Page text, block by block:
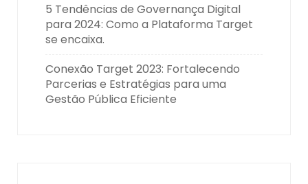
5 Tendências de Governança Digital
para 2024: Como a Plataforma Target
se encaixa.
Conexão Target 2023: Fortalecendo
Parcerias e Estratégias para uma
Gestão Pública Eficiente